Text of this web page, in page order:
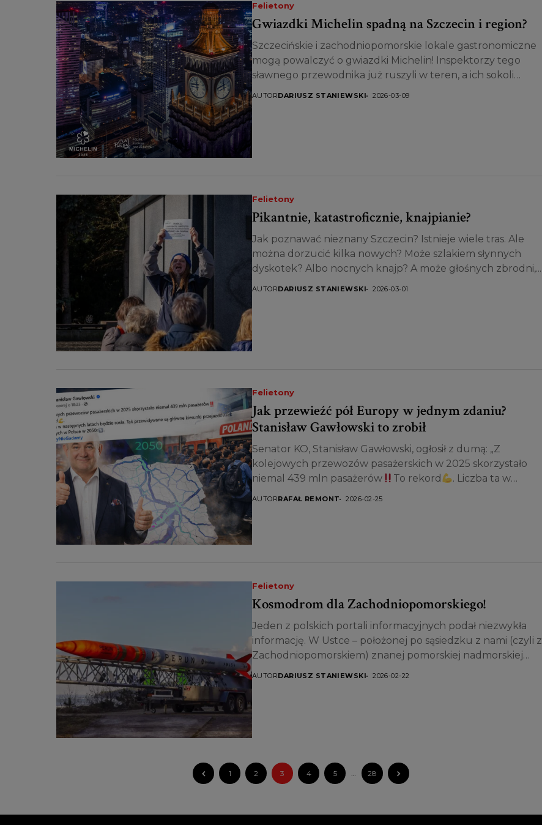
Felietony
Gwiazdki Michelin spadną na Szczecin i region?
Szczecińskie i zachodniopomorskie lokale gastronomiczne
mogą powalczyć o gwiazdki Michelin! Inspektorzy tego
sławnego przewodnika już ruszyli w teren, a ich sokoli
AUTORDARIUSZ STANIEWSKI 2026-03-09
Felietony
Pikantnie, katastroficznie, knajpianie?
Jak poznawać nieznany Szczecin? Istnieje wiele tras. Ale
można dorzucić kilka nowych? Może szlakiem słynnych
dyskotek? Albo nocnych knajp? A może głośnych zbrodni,...
AUTORDARIUSZ STANIEWSKI 2026-03-01
Felietony
Jak przewieźć pół Europy w jednym zdaniu?
Stanisław Gawłowski to zrobił
Senator KO, Stanisław Gawłowski, ogłosił z dumą: „Z
kolejowych przewozów pasażerskich w 2025 skorzystało
niemal 439 mln pasażerów
To rekord
. Liczba ta w
AUTORRAFAŁ REMONT 2026-02-25
Felietony
Kosmodrom dla Zachodniopomorskiego!
Jeden z polskich portali informacyjnych podał niezwykła
informację. W Ustce – położonej po sąsiedzku z nami (czyli z
Zachodniopomorskiem) znanej pomorskiej nadmorskiej
AUTORDARIUSZ STANIEWSKI 2026-02-22
1 2 3 4 5 … 28